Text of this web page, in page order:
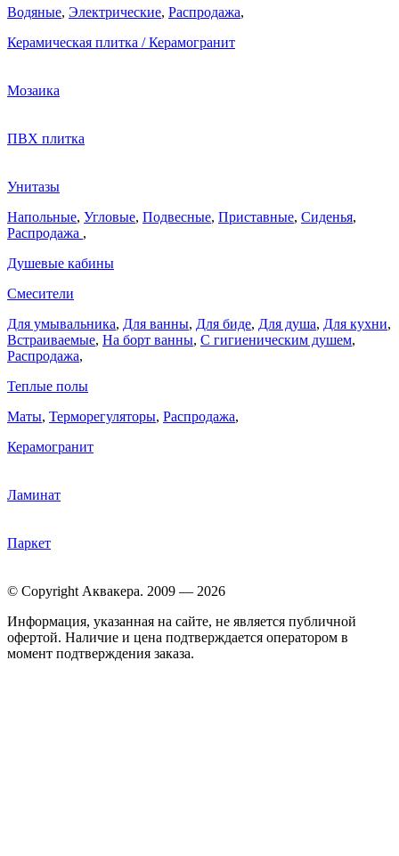
Водяные, Электрические, Распродажа,
Керамическая плитка / Керамогранит
Мозаика
ПВХ плитка
Унитазы
Напольные, Угловые, Подвесные, Приставные, Сиденья,
Распродажа ,
Душевые кабины
Смесители
Для умывальника, Для ванны, Для биде, Для душа, Для кухни,
Встраиваемые, На борт ванны, C гигиеническим душем,
Распродажа,
Теплые полы
Маты, Терморегуляторы, Распродажа,
Керамогранит
Ламинат
Паркет
© Copyright Аквакера. 2009 — 2026
Информация, указанная на сайте, не является публичной
офертой. Наличие и цена подтверждается оператором в
момент подтверждения заказа.